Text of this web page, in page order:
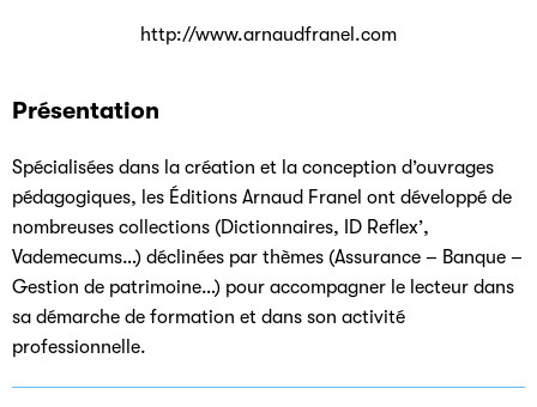
http://www.arnaudfranel.com
Présentation
Spécialisées dans la création et la conception d’ouvrages
pédagogiques, les Éditions Arnaud Franel ont développé de
nombreuses collections (Dictionnaires, ID Reflex’,
Vademecums…) déclinées par thèmes (Assurance – Banque –
Gestion de patrimoine…) pour accompagner le lecteur dans
sa démarche de formation et dans son activité
professionnelle.